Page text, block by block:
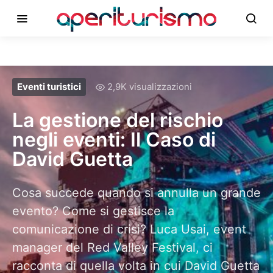
Eventi turistici 2,9K visualizzazioni
La gestione del rischio
negli eventi: Il Caso di
David Guetta
Cosa succede quando si annulla un grande
evento? Come si gestisce la
comunicazione di crisi? Luca Usai, event
manager del Red Valley Festival, ci
racconta di quella volta in cui David Guetta